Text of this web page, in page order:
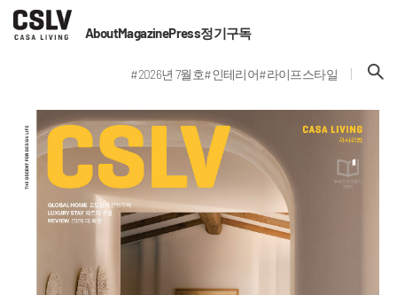
AboutMagazinePress정기구독
#2026년 7월호#인테리어#라이프스타일